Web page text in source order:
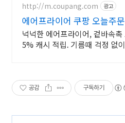
http://m.coupang.com 광고
에어프라이어 쿠팡 오늘주
넉넉한 에어프라이어, 겉바속
5% 캐시 적립. 기름때 걱정 없
공감 구독하기